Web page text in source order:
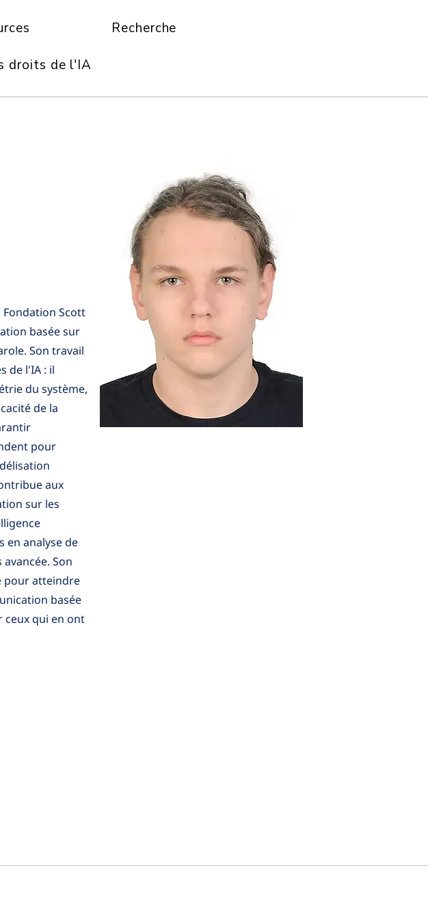
Recherche
droits de l'IA
Fondation Scott
basée sur
Son travail
de l'IA : il
du système,
de la
pour
aux
sur les
en analyse de
Son
pour atteindre
basée
ceux qui en ont